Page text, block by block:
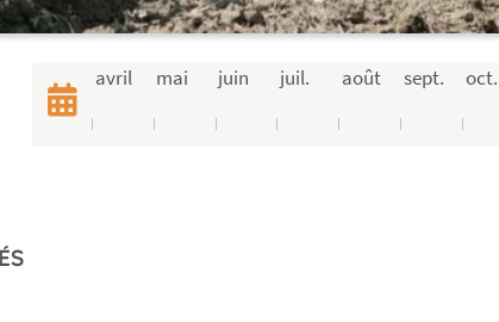
avril mai juin juil. août sept. oct.